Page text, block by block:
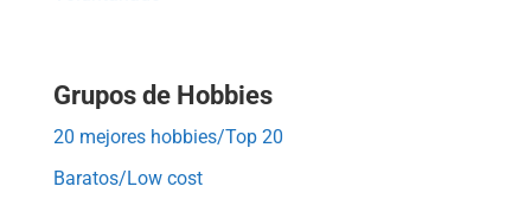
Grupos de Hobbies
20 mejores hobbies/Top 20
Baratos/Low cost